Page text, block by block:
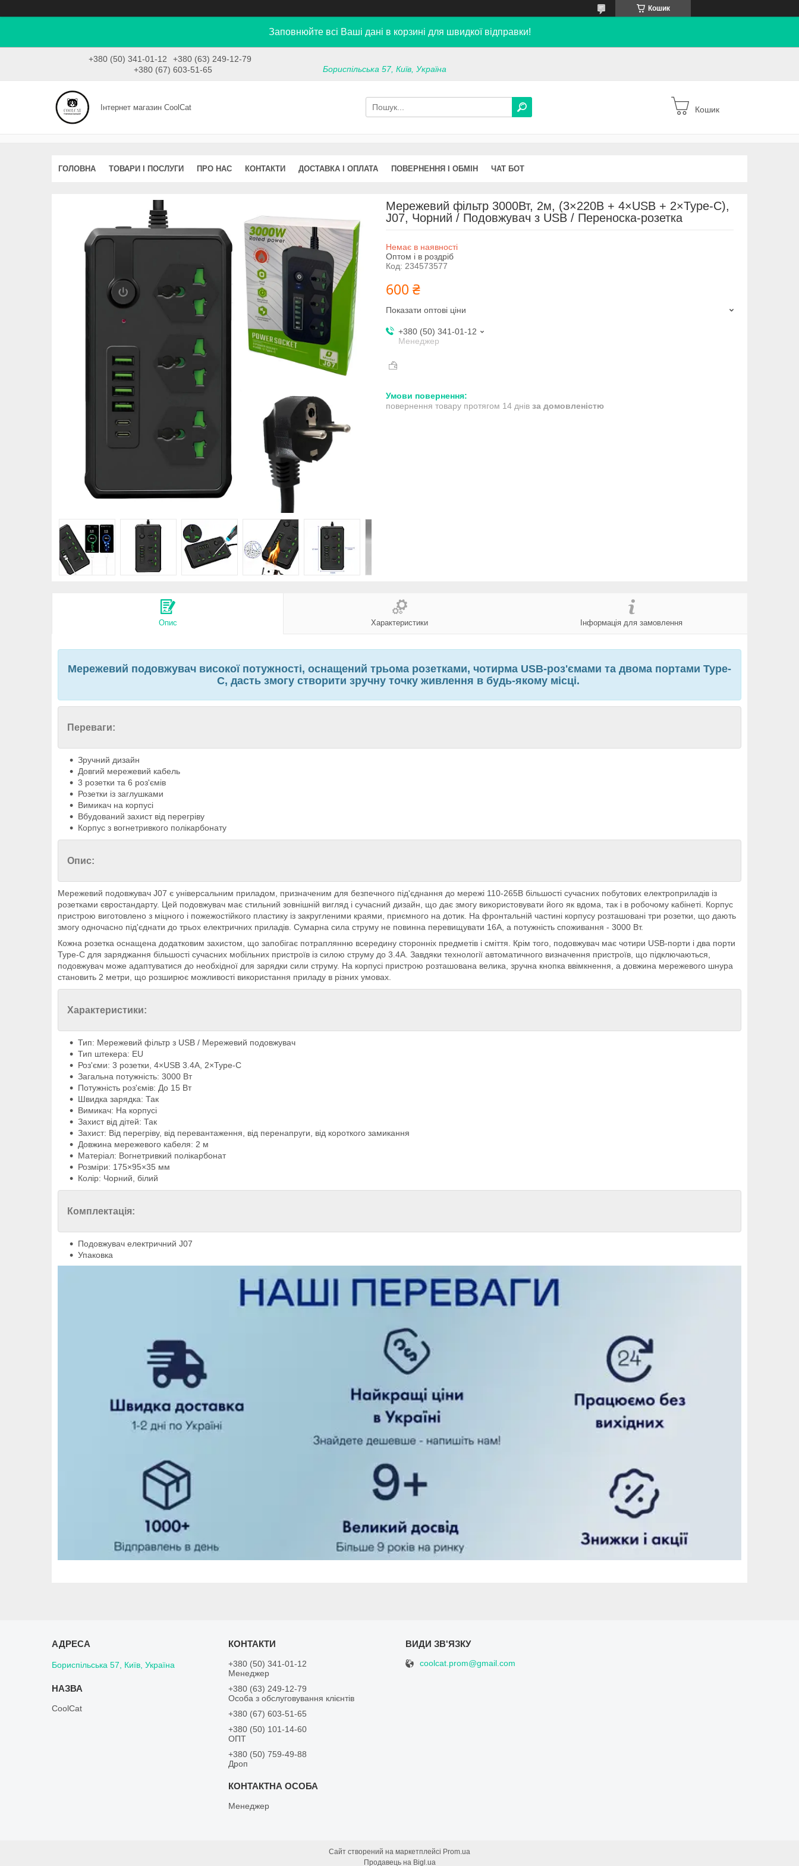
Кошик
Заповнюйте всі Ваші дані в корзині для швидкої відправки!
+380 (50) 341-01-12
+380 (63) 249-12-79
+380 (67) 603-51-65
Бориспільська 57, Київ, Україна
Інтернет магазин CoolCat Кошик
ГОЛОВНА ТОВАРИ І ПОСЛУГИ ПРО НАС КОНТАКТИ ДОСТАВКА І ОПЛАТА ПОВЕРНЕННЯ І ОБМІН ЧАТ БОТ
Мережевий фільтр 3000Вт, 2м, (3×220В + 4×USB + 2×Type-C),
J07, Чорний / Подовжувач з USB / Переноска-розетка
Немає в наявності
Оптом і в роздріб
Код: 234573577
600 ₴
Показати оптові ціни
+380 (50) 341-01-12
Менеджер
повернення товару протягом 14 днів за домовленістю
Опис Характеристики Інформація для замовлення
Мережевий подовжувач високої потужності, оснащений трьома розетками, чотирма USB-роз'ємами та двома портами Type-
C, дасть змогу створити зручну точку живлення в будь-якому місці.
Переваги:
Зручний дизайн
Довгий мережевий кабель
3 розетки та 6 роз'ємів
Розетки із заглушками
Вимикач на корпусі
Вбудований захист від перегріву
Корпус з вогнетривкого полікарбонату
Опис:
Мережевий подовжувач J07 є універсальним приладом, призначеним для безпечного під'єднання до мережі 110-265В більшості сучасних побутових електроприладів із
розетками євростандарту. Цей подовжувач має стильний зовнішній вигляд і сучасний дизайн, що дає змогу використовувати його як вдома, так і в робочому кабінеті. Корпус
пристрою виготовлено з міцного і пожежостійкого пластику із закругленими краями, приємного на дотик. На фронтальній частині корпусу розташовані три розетки, що дають
змогу одночасно під'єднати до трьох електричних приладів. Сумарна сила струму не повинна перевищувати 16А, а потужність споживання - 3000 Вт.
Кожна розетка оснащена додатковим захистом, що запобігає потраплянню всередину сторонніх предметів і сміття. Крім того, подовжувач має чотири USB-порти і два порти
Type-C для заряджання більшості сучасних мобільних пристроїв із силою струму до 3.4А. Завдяки технології автоматичного визначення пристроїв, що підключаються,
подовжувач може адаптуватися до необхідної для зарядки сили струму. На корпусі пристрою розташована велика, зручна кнопка ввімкнення, а довжина мережевого шнура
становить 2 метри, що розширює можливості використання приладу в різних умовах.
Характеристики:
Тип: Мережевий фільтр з USB / Мережевий подовжувач
Тип штекера: EU
Роз'єми: 3 розетки, 4×USB 3.4А, 2×Type-C
Загальна потужність: 3000 Вт
Потужність роз'ємів: До 15 Вт
Швидка зарядка: Так
Вимикач: На корпусі
Захист від дітей: Так
Захист: Від перегріву, від перевантаження, від перенапруги, від короткого замикання
Довжина мережевого кабеля: 2 м
Матеріал: Вогнетривкий полікарбонат
Розміри: 175×95×35 мм
Колір: Чорний, білий
Комплектація:
Подовжувач електричний J07
Упаковка
Бориспільська 57, Київ, Україна
CoolCat
+380 (50) 341-01-12
Менеджер
+380 (63) 249-12-79
Особа з обслуговування клієнтів
+380 (67) 603-51-65
+380 (50) 101-14-60
ОПТ
+380 (50) 759-49-88
Дроп
Менеджер
coolcat.prom@gmail.com
Сайт створений на маркетплейсі Prom.ua
Продавець на Bigl.ua